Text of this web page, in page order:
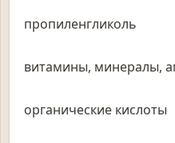
пропиленгликоль
витамины, минералы,
органические кислоты